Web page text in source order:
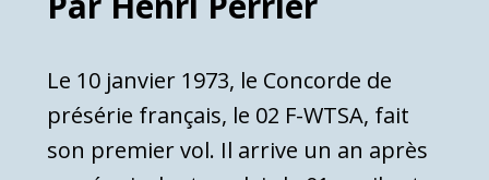
Le 10 janvier 1973, le Concorde de
présérie français, le 02 F-WTSA, fait
son premier vol. Il arrive un an après